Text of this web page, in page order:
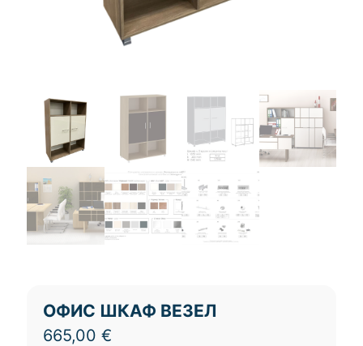
ОФИС ШКАФ ВЕЗЕЛ
665,00 €